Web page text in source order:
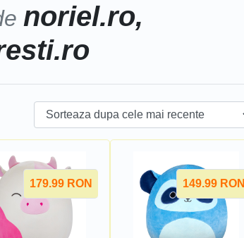
noriel.ro,
179.99 RON 149.99 RON